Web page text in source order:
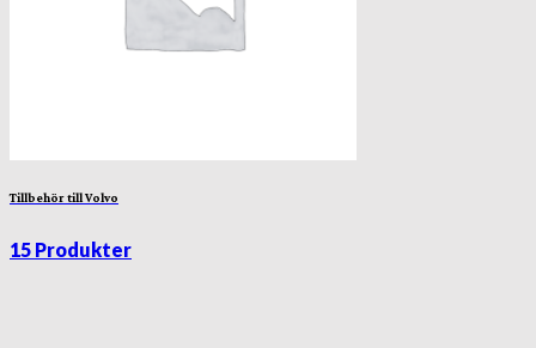
Tillbehör till Volvo
15 Produkter